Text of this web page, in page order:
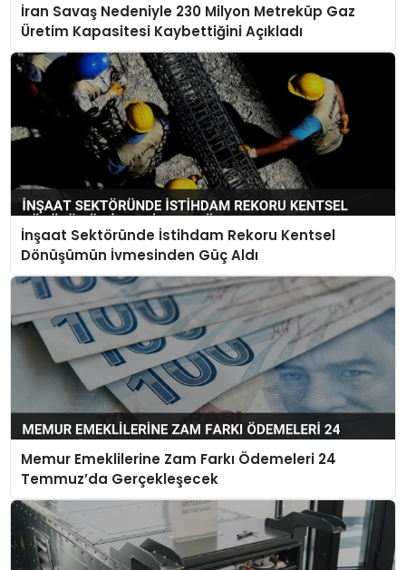
İran Savaş Nedeniyle 230 Milyon Metreküp Gaz
Üretim Kapasitesi Kaybettiğini Açıkladı
İnşaat Sektöründe İstihdam Rekoru Kentsel
Dönüşümün İvmesinden Güç Aldı
Memur Emeklilerine Zam Farkı Ödemeleri 24
Temmuz’da Gerçekleşecek